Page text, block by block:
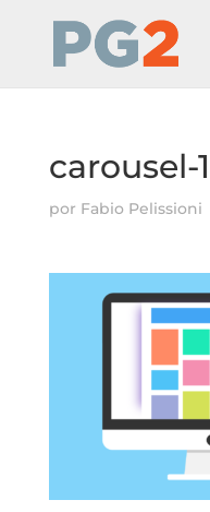
carousel-
por Fabio Pelissioni